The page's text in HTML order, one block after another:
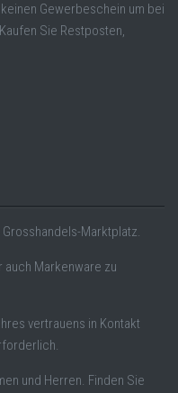
Gewerbeschein um bei
Sie Restposten,
Grosshandels-Marktplatz.
auch Markenware zu
vertrauens in Kontakt
und Herren. Finden Sie